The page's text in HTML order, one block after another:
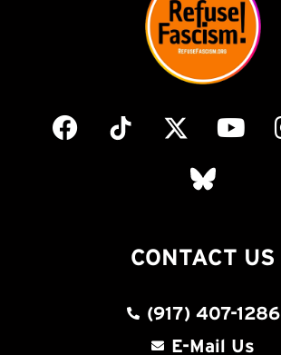
CONTACT US
(917) 407-1286
E-Mail Us